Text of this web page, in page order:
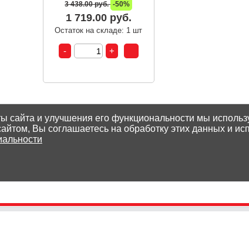
3 438.00 руб. -50%
1 719.00 руб.
Остаток на складе: 1 шт
сайта и улучшения его функциональности мы
Вы соглашаетесь на обработку этих данных и